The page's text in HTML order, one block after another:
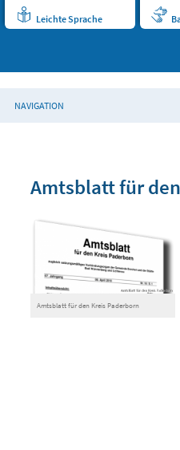
Leichte Sprache
NAVIGATION
Amtsblatt für
Amtsblatt für den Kreis Paderborn